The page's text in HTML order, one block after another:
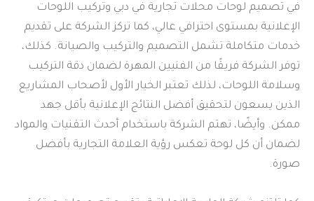
في تصميم لوحات محلات تجارية في دبي وتركيب اللوحات
الإعلانية بمستوى احترافي عالي، كما تركز الشركة على تقديم
خدمات متكاملة تشمل التصميم والتركيب والصيانة. كذلك،
توفر الشركة فريقًا من الفنيين المهرة لضمان دقة التركيب
وسلامة اللوحات، لذلك تعتبر الخيار الأول لأصحاب المشاريع
الذين يسعون لتحقيق أفضل النتائج الإعلانية بأقل جهد
ممكن. وأيضًا، تهتم الشركة باستخدام أحدث التقنيات والمواد
لضمان أن كل لوحة تعكس رؤية العلامة التجارية بأفضل
صورة.